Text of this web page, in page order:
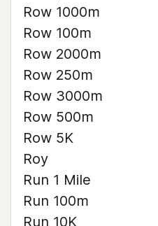
Row 1000m
Row 100m
Row 2000m
Row 250m
Row 3000m
Row 500m
Row 5K
Roy
Run 1 Mile
Run 100m
Run 10K